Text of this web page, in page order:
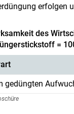
erfolgen
des
=
gedüngten